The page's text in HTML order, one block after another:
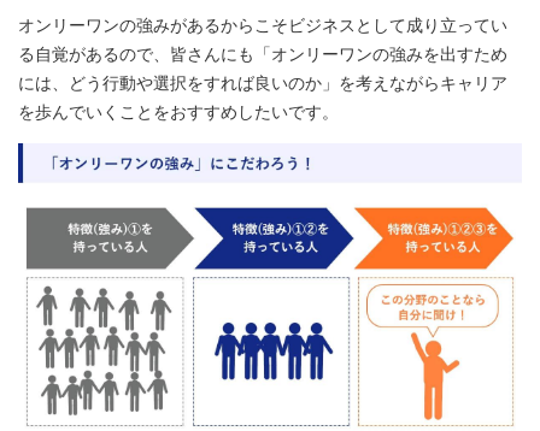
オンリーワンの強みがあるからこそビジネスとして成り立ってい
る自覚があるので、皆さんにも「オンリーワンの強みを出すため
には、どう行動や選択をすれば良いのか」を考えながらキャリア
を歩んでいくことをおすすめしたいです。